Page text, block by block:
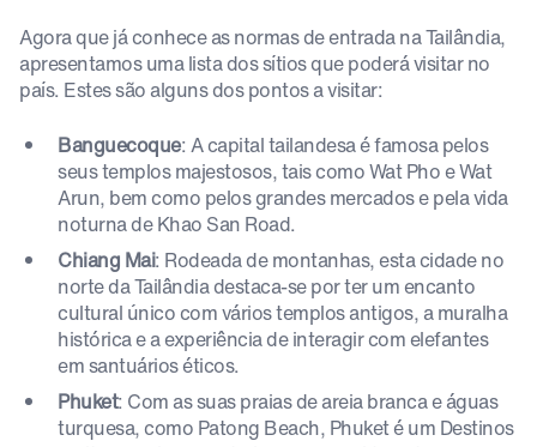
Agora que já conhece as normas de entrada na Tailândia,
apresentamos uma lista dos sítios que poderá visitar no
país. Estes são alguns dos pontos a visitar:
Banguecoque: A capital tailandesa é famosa pelos
seus templos majestosos, tais como Wat Pho e Wat
Arun, bem como pelos grandes mercados e pela vida
noturna de Khao San Road.
Chiang Mai: Rodeada de montanhas, esta cidade no
norte da Tailândia destaca-se por ter um encanto
cultural único com vários templos antigos, a muralha
histórica e a experiência de interagir com elefantes
em santuários éticos.
Phuket: Com as suas praias de areia branca e águas
turquesa, como Patong Beach, Phuket é um Destinos